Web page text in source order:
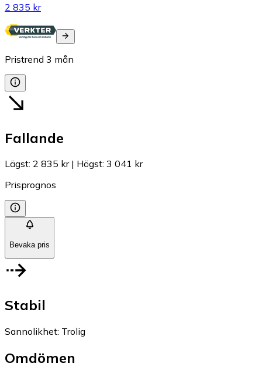
2 835 kr
Pristrend 3 mån
Fallande
Lägst: 2 835 kr| Högst: 3 041 kr
Prisprognos
Bevaka pris
Stabil
Sannolikhet: Trolig
Omdömen